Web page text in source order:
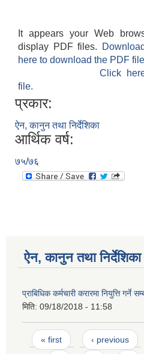
It appears your Web
display PDF files.
here to download the PDF
Click
file.
प्रकार:
ऐन, कानुन तथा निर्देशिका
आर्थिक वर्ष:
७५/७६
ऐन, कानुन तथा निर्देशिका
प्राबिधिक कर्मचारी करारमा नियुत्ति गर्ने
मिति: 09/18/2018 - 11:58
Pages
« first ‹ previous